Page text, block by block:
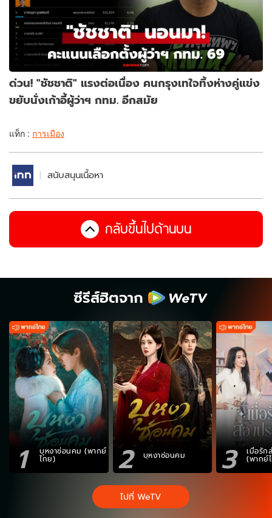
ด่วน! "ชัชชาติ" แรงต่อเนื่อง คนกรุงเทใจทิ้งห่างคู่แข่ง
ขยับนั่งเก้าอี้ผู้ว่าฯ กทม. อีกสมัย
แท็ก : การเมือง
สนับสนุนเนื้อหา
กลับขึ้นไปด้านบน
ซีรีส์ฮิตจาก
1 บุหงาซ่อนคม (พากย์
ไทย) 2 บุหงาซ่อนคม 3 เมื่อรัก
(พากย์
ไปที่ WeTV